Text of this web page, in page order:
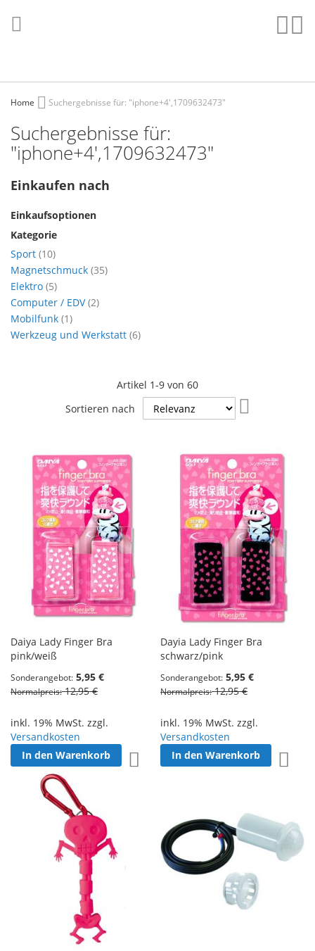
zum
Inhalt
Home Suchergebnisse für: "iphone+4',1709632473"
Suchergebnisse für:
"iphone+4',1709632473"
Artikel 1-9 von 60
Sortieren nach
Daiya Lady Finger Bra
pink/weiß
Sonderangebot 5,95 €
Normalpreis 12,95 €
inkl. 19% MwSt. zzgl.
Versandkosten
In den Warenkorb
Zur Wunschliste hinzufügen
Dayia Lady Finger Bra
schwarz/pink
Sonderangebot 5,95 €
Normalpreis 12,95 €
inkl. 19% MwSt. zzgl.
Versandkosten
In den Warenkorb
Einkaufen nach
Einkaufsoptionen
Kategorie
Sport 10Artikel
Magnetschmuck 35Artikel
Elektro 5Artikel
Computer / EDV 2Artikel
Mobilfunk 1Artikel
Werkzeug und Werkstatt 6Artikel